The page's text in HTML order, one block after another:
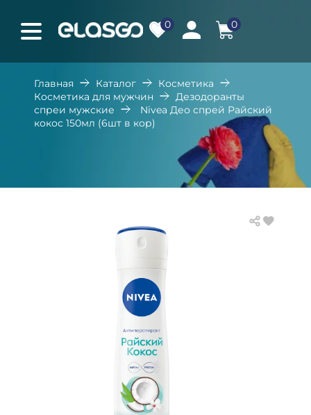
0 0
Главная Каталог
Косметика
Косметика для мужчин
Дезодоранты
спреи мужские
Nivea Део спрей Райский
кокос 150мл (6шт в кор)